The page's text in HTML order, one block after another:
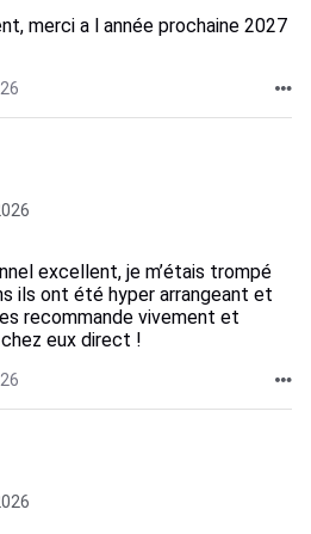
merci a l année prochaine 2027
excellent, je m’étais trompé
ils ont été hyper arrangeant et
recommande vivement et
chez eux direct !